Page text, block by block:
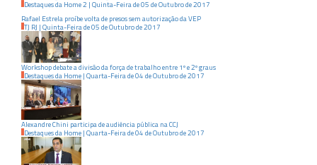
Destaques da Home 2 | Quinta-Feirade05 deOutubrode2017
Rafael Estrela proíbe volta de presos sem autorização da VEP
TJ RJ | Quinta-Feirade05 deOutubrode2017
Workshop debate a divisão da força de trabalho entre 1º e 2º graus
Destaques da Home | Quarta-Feirade04 deOutubrode2017
Alexandre Chini participa de audiência pública na CCJ
Destaques da Home | Quarta-Feirade04 deOutubrode2017